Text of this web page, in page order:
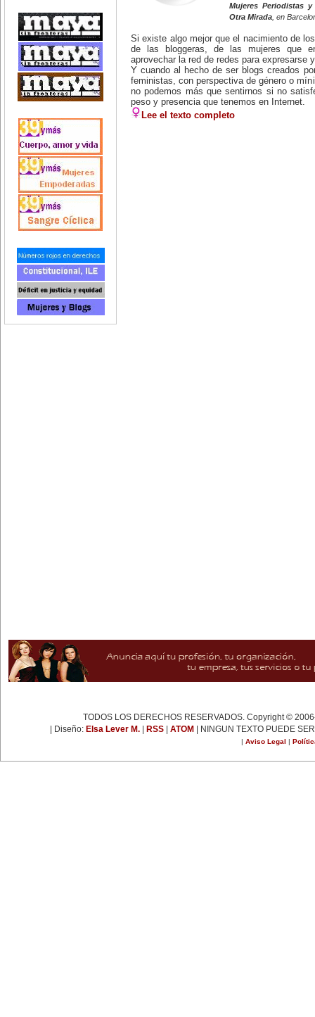
Mujeres Periodistas
Otra Mirada , en
Si existe algo mejor que el nacimiento de
de las bloggeras, de las mujeres que
aprovechar la red de redes para expresarse
Y cuando al hecho de ser blogs creados
feministas, con perspectiva de género o
no podemos más que sentirnos si no
peso y presencia que tenemos en Internet.
Lee el texto completo
TODOS LOS DERECHOS RESERVADOS. Copyright ©
| Diseño: Elsa Lever M.| RSS| ATOM| NINGUN TEXTO PUEDE
| Aviso Legal |